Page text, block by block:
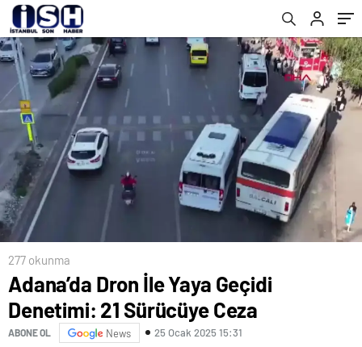
277 okunma
Adana’da Dron İle Yaya Geçidi
Denetimi: 21 Sürücüye Ceza
ABONE OL News 25 Ocak 2025 15:31